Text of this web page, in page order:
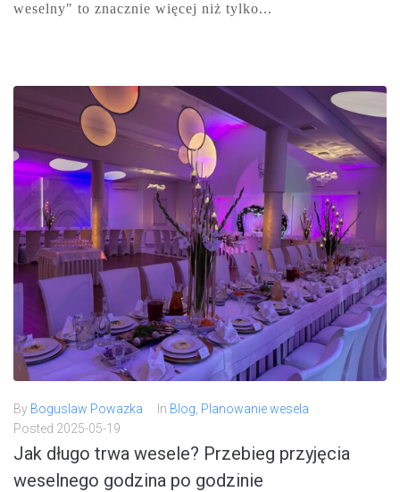
weselny" to znacznie więcej niż tylko...
By Boguslaw Powazka In Blog Planowanie wesela
Posted 2025-05-19
Jak długo trwa wesele? Przebieg przyjęcia
weselnego godzina po godzinie